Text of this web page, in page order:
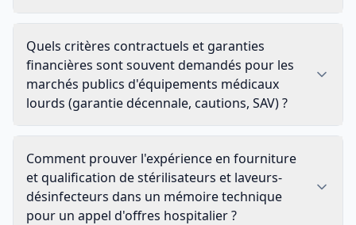
Quels critères contractuels et garanties
financières sont souvent demandés pour les
marchés publics d'équipements médicaux
lourds (garantie décennale, cautions, SAV) ?
Comment prouver l'expérience en fourniture
et qualification de stérilisateurs et laveurs-
désinfecteurs dans un mémoire technique
pour un appel d'offres hospitalier ?